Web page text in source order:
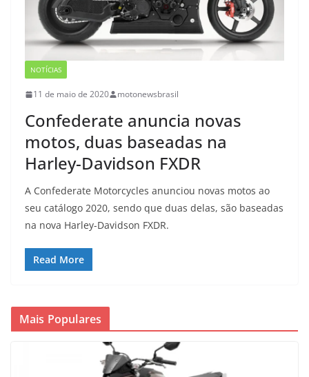
NOTÍCIAS
11 de maio de 2020 motonewsbrasil
Confederate anuncia novas
motos, duas baseadas na
Harley-Davidson FXDR
A Confederate Motorcycles anunciou novas motos ao
seu catálogo 2020, sendo que duas delas, são baseadas
na nova Harley-Davidson FXDR.
Read More
Mais Populares